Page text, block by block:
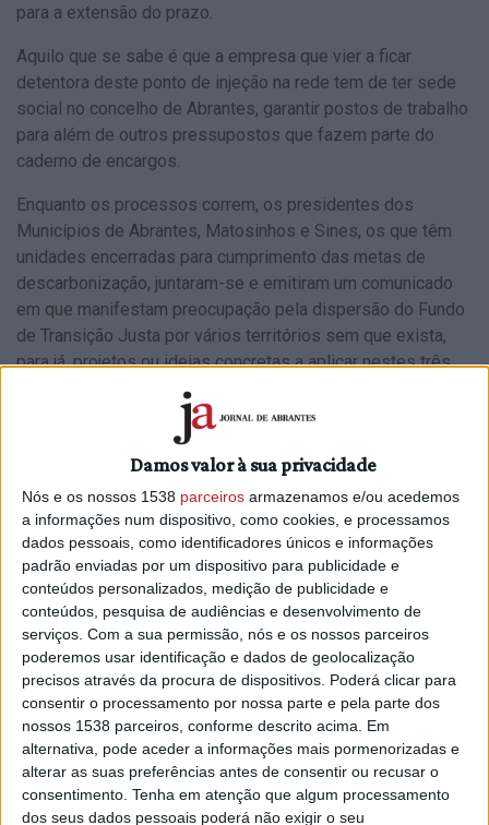
Damos valor à sua privacidade
Nós e os nossos 1538 parceiros armazenamos e/ou acedemos
a informações num dispositivo, como cookies, e processamos
dados pessoais, como identificadores únicos e informações
padrão enviadas por um dispositivo para publicidade e
conteúdos personalizados, medição de publicidade e
conteúdos, pesquisa de audiências e desenvolvimento de
serviços. Com a sua permissão, nós e os nossos parceiros
poderemos usar identificação e dados de geolocalização
precisos através da procura de dispositivos. Poderá clicar para
consentir o processamento por nossa parte e pela parte dos
nossos 1538 parceiros, conforme descrito acima. Em
alternativa, pode aceder a informações mais pormenorizadas e
alterar as suas preferências antes de consentir ou recusar o
consentimento. Tenha em atenção que algum processamento
dos seus dados pessoais poderá não exigir o seu
para a extensão do prazo.
Aquilo que se sabe é que a empresa que vier a ficar
detentora deste ponto de injeção na rede tem de ter sede
social no concelho de Abrantes, garantir postos de trabalho
para além de outros pressupostos que fazem parte do
caderno de encargos.
Enquanto os processos correm, os presidentes dos
Municípios de Abrantes, Matosinhos e Sines, os que têm
unidades encerradas para cumprimento das metas de
descarbonização, juntaram-se e emitiram um comunicado
em que manifestam preocupação pela dispersão do Fundo
de Transição Justa por vários territórios sem que exista,
para já, projetos ou ideias concretas a aplicar nestes três
territórios que têm as duas centrais a carvão e a refinaria a
No caso de Abrantes, Manuel Jorge Valamatos, depois da
tomada de posse, agendou uma reunião com o ministro do
Ambiente e da Ação Climática no sentido de se inteirar
sobre o processo. A reunião aconteceu na terça-feira, dia
19, um dia depois daquele que era o primeiro prazo para a
entrega das propostas concorrentes ao Ponto de Injeção na
Rede do Pego.
À Antena Livre, o presidente da Câmara de Abrantes,
Manuel Jorge Valamatos, confirmou que esteve reunido
com o secretário de Estado da Energia, João Galamba, mas
que não há nenhuma novidade ou alteração em relação
aquilo que é o estado do processo: está a decorrer o
concurso público ao qual podem apresentar propostas as
empresas interessadas.